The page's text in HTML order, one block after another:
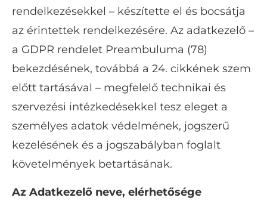
rendelkezésekkel – készítette el és bocsátja
az érintettek rendelkezésére. Az adatkezelő –
a GDPR rendelet Preambuluma (78)
bekezdésének, továbbá a 24. cikkének szem
előtt tartásával – megfelelő technikai és
szervezési intézkedésekkel tesz eleget a
személyes adatok védelmének, jogszerű
kezelésének és a jogszabályban foglalt
követelmények betartásának.
Az Adatkezelő neve, elérhetősége